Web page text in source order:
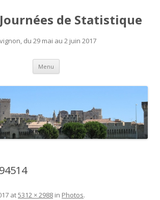
de Statistique
du 29 mai au 2 juin 2017
Menu Aller
contenu
at5312 × 2988 in Photos.